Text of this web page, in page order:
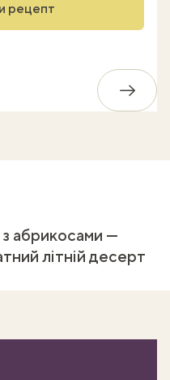
рецепт
з абрикосами —
літній десерт